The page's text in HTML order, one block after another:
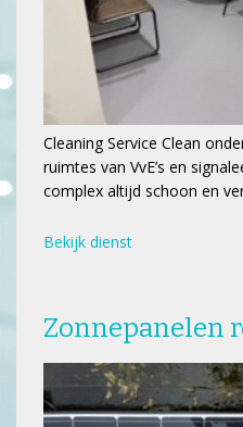
Cleaning Service Clean
ruimtes van VvE’s en
complex altijd schoon en
Bekijk dienst
Zonnepanelen